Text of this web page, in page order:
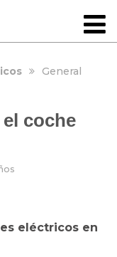
General
coche
eléctricos en